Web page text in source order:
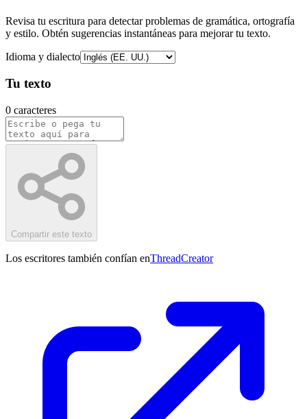
Revisa tu escritura para detectar problemas de gramática, ortografía
y estilo. Obtén sugerencias instantáneas para mejorar tu texto.
Idioma y dialecto
Tu texto
0 caracteres
Compartir este texto
Los escritores también confían enThreadCreator